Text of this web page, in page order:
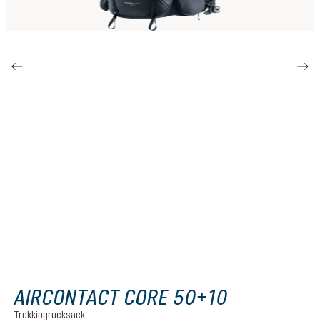
AIRCONTACT CORE 50+10
Trekkingrucksack